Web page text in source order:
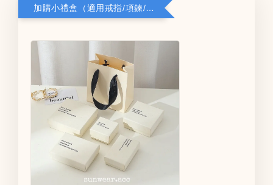
加購小禮盒（適用戒指/項鍊/耳環）5*8*2.8